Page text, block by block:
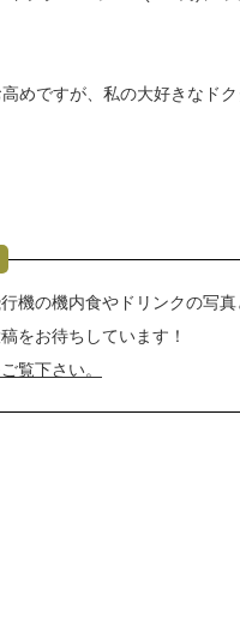
めですが、私の大好きなド
機の機内食やドリンクの写
をお待ちしています！
覧下さい。